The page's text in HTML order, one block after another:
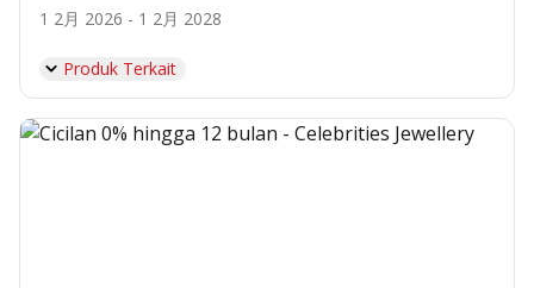
1 2月 2026 - 1 2月 2028
Produk Terkait